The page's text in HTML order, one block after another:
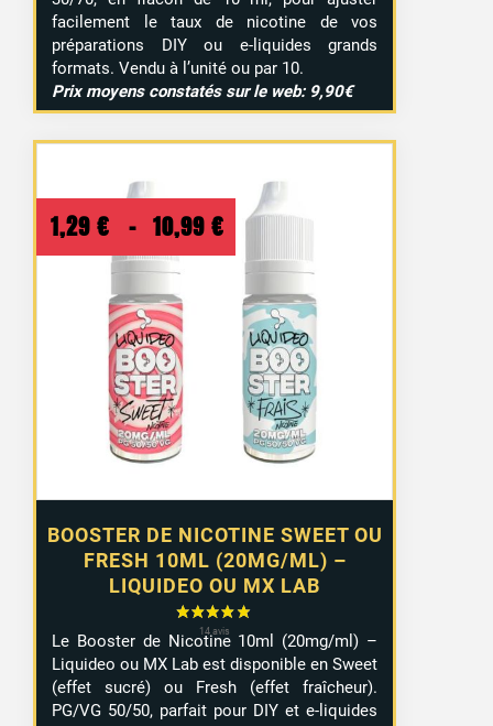
facilement le taux de nicotine de vos
préparations DIY ou e-liquides grands
formats. Vendu à l’unité ou par 10.
Prix moyens constatés sur le web: 9,90€
BOOSTER DE NICOTINE SWEET OU
FRESH 10ML (20MG/ML) –
LIQUIDEO OU MX LAB
1,29 € – 10,99 €
Plage
de
prix :
1,29 €
10,99 €
Le Booster de Nicotine 10ml (20mg/ml) –
Liquideo ou MX Lab est disponible en Sweet
(effet sucré) ou Fresh (effet fraîcheur).
PG/VG 50/50, parfait pour DIY et e-liquides